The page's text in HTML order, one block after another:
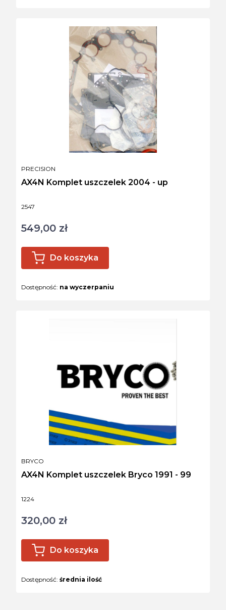
Kod produktu
2547
AX4N Komplet uszczelek 2004 - up
PRODUCENT
PRECISION
Cena
549,00 zł
Do koszyka
Dostępność: na wyczerpaniu
Kod produktu
1224
AX4N Komplet uszczelek Bryco 1991 - 99
PRODUCENT
BRYCO
Cena
320,00 zł
Do koszyka
Dostępność: średnia ilość